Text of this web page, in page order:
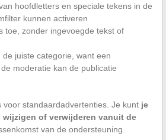
hoofdletters en speciale tekens in de
kunnen activeren
toe, zonder ingevoegde tekst of
juiste categorie, want een
moderatie kan de publicatie
voor standaardadvertenties. Je kunt je
wijzigen of verwijderen vanuit de
van de ondersteuning.